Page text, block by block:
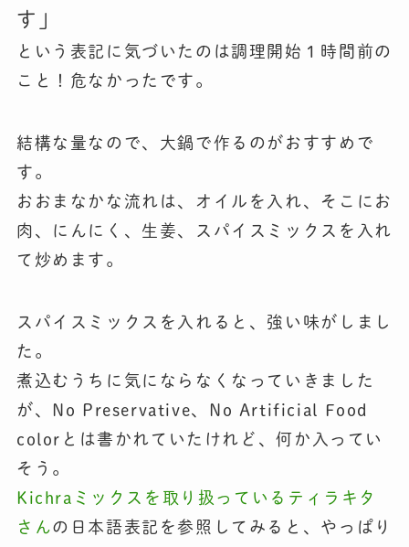
す」
という表記に気づいたのは調理開始１時間前の
こと！危なかったです。
結構な量なので、大鍋で作るのがおすすめで
す。
おおまなかな流れは、オイルを入れ、そこにお
肉、にんにく、生姜、スパイスミックスを入れ
て炒めます。
スパイスミックスを入れると、強い味がしまし
た。
煮込むうちに気にならなくなっていきました
が、No Preservative、No Artificial Food
colorとは書かれていたけれど、何か入ってい
そう。
Kichraミックスを取り扱っているティラキタ
さんの日本語表記を参照してみると、やっぱり